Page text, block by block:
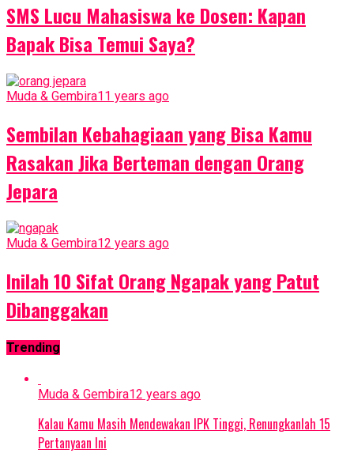
SMS Lucu Mahasiswa ke Dosen: Kapan
Bapak Bisa Temui Saya?
Muda & Gembira11 years ago
Sembilan Kebahagiaan yang Bisa Kamu
Rasakan Jika Berteman dengan Orang
Jepara
Muda & Gembira12 years ago
Inilah 10 Sifat Orang Ngapak yang Patut
Dibanggakan
Trending
Muda & Gembira12 years ago
Kalau Kamu Masih Mendewakan IPK Tinggi, Renungkanlah 15
Pertanyaan Ini